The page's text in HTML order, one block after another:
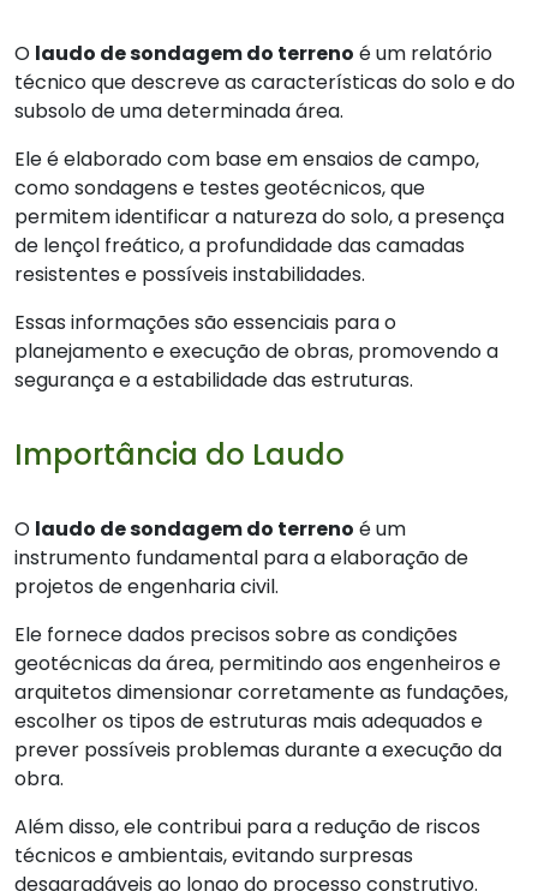
O laudo de sondagem do terreno é um relatório
técnico que descreve as características do solo e do
subsolo de uma determinada área.
Ele é elaborado com base em ensaios de campo,
como sondagens e testes geotécnicos, que
permitem identificar a natureza do solo, a presença
de lençol freático, a profundidade das camadas
resistentes e possíveis instabilidades.
Essas informações são essenciais para o
planejamento e execução de obras, promovendo a
segurança e a estabilidade das estruturas.
Importância do Laudo
O laudo de sondagem do terreno é um
instrumento fundamental para a elaboração de
projetos de engenharia civil.
Ele fornece dados precisos sobre as condições
geotécnicas da área, permitindo aos engenheiros e
arquitetos dimensionar corretamente as fundações,
escolher os tipos de estruturas mais adequados e
prever possíveis problemas durante a execução da
obra.
Além disso, ele contribui para a redução de riscos
técnicos e ambientais, evitando surpresas
desagradáveis ao longo do processo construtivo.